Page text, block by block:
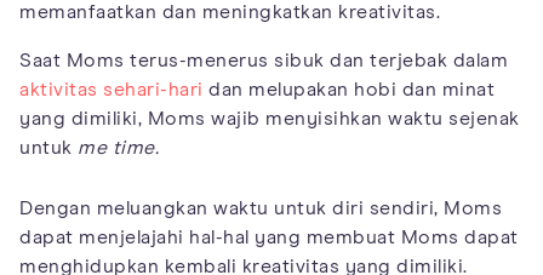
memanfaatkan dan meningkatkan kreativitas.
Saat Moms terus-menerus sibuk dan terjebak dalam
aktivitas sehari-hari dan melupakan hobi dan minat
yang dimiliki, Moms wajib menyisihkan waktu sejenak
untuk me time.
Dengan meluangkan waktu untuk diri sendiri, Moms
dapat menjelajahi hal-hal yang membuat Moms dapat
menghidupkan kembali kreativitas yang dimiliki.